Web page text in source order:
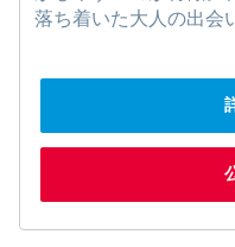
落ち着いた大人の出会